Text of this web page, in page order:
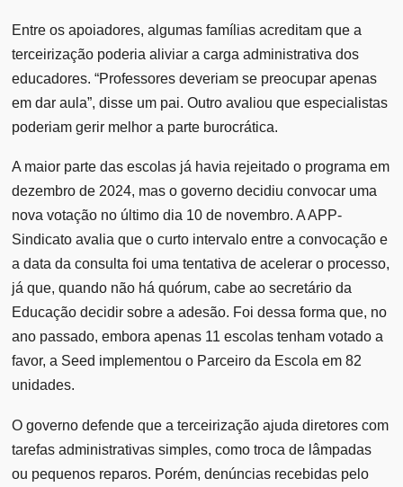
Entre os apoiadores, algumas famílias acreditam que a
terceirização poderia aliviar a carga administrativa dos
educadores. “Professores deveriam se preocupar apenas
em dar aula”, disse um pai. Outro avaliou que especialistas
poderiam gerir melhor a parte burocrática.
A maior parte das escolas já havia rejeitado o programa em
dezembro de 2024, mas o governo decidiu convocar uma
nova votação no último dia 10 de novembro. A APP-
Sindicato avalia que o curto intervalo entre a convocação e
a data da consulta foi uma tentativa de acelerar o processo,
já que, quando não há quórum, cabe ao secretário da
Educação decidir sobre a adesão. Foi dessa forma que, no
ano passado, embora apenas 11 escolas tenham votado a
favor, a Seed implementou o Parceiro da Escola em 82
unidades.
O governo defende que a terceirização ajuda diretores com
tarefas administrativas simples, como troca de lâmpadas
ou pequenos reparos. Porém, denúncias recebidas pelo